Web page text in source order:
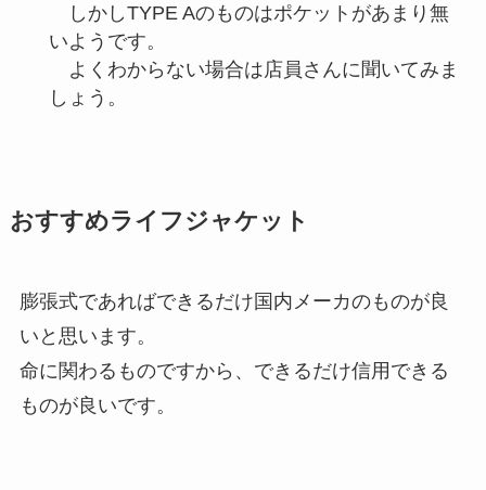
しかしTYPE Aのものはポケットがあまり無
いようです。
よくわからない場合は店員さんに聞いてみま
しょう。
おすすめライフジャケット
膨張式であればできるだけ国内メーカのものが良
いと思います。
命に関わるものですから、できるだけ信用できる
ものが良いです。